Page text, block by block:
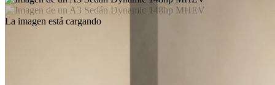
La imagen está cargando